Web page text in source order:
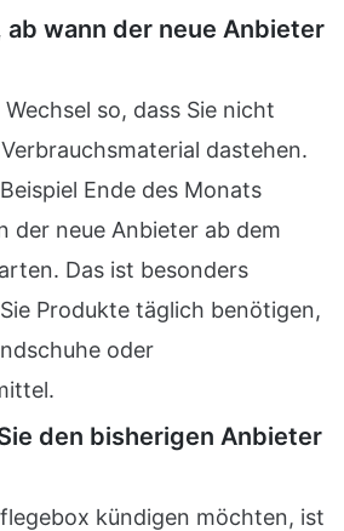
ab wann der neue Anbieter
Wechsel so, dass Sie nicht
dastehen.
Ende des Monats
der neue Anbieter ab dem
Das ist besonders
Produkte täglich benötigen,
oder
den bisherigen Anbieter
kündigen möchten, ist